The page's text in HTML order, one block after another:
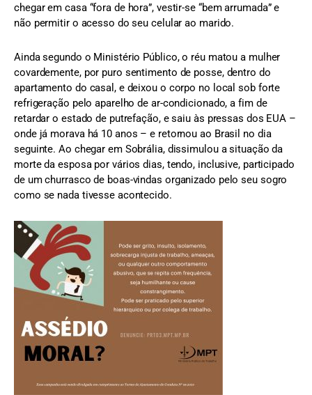
chegar em casa “fora de hora”, vestir-se “bem arrumada” e
não permitir o acesso do seu celular ao marido.
Ainda segundo o Ministério Público, o réu matou a mulher
covardemente, por puro sentimento de posse, dentro do
apartamento do casal, e deixou o corpo no local sob forte
refrigeração pelo aparelho de ar-condicionado, a fim de
retardar o estado de putrefação, e saiu às pressas dos EUA –
onde já morava há 10 anos – e retornou ao Brasil no dia
seguinte. Ao chegar em Sobrália, dissimulou a situação da
morte da esposa por vários dias, tendo, inclusive, participado
de um churrasco de boas-vindas organizado pelo seu sogro
como se nada tivesse acontecido.